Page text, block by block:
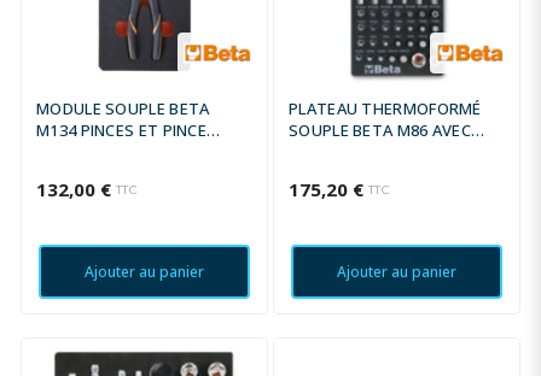
MODULE SOUPLE BETA
M134 PINCES ET PINCE
132,00 € TTC
Ajouter au panier
PLATEAU THERMOFORMÉ
SOUPLE BETA M86 AVEC
175,20 € TTC
Ajouter au panier